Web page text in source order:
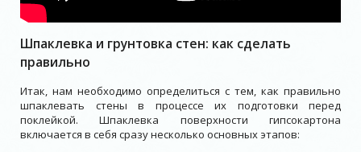
Шпаклевка и грунтовка стен: как сделать
правильно
Итак, нам необходимо определиться с тем, как правильно
шпаклевать стены в процессе их подготовки перед
поклейкой. Шпаклевка поверхности гипсокартона
включается в себя сразу несколько основных этапов: